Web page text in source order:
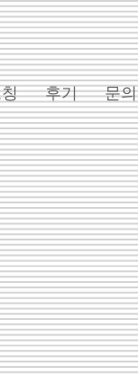
후기 문의